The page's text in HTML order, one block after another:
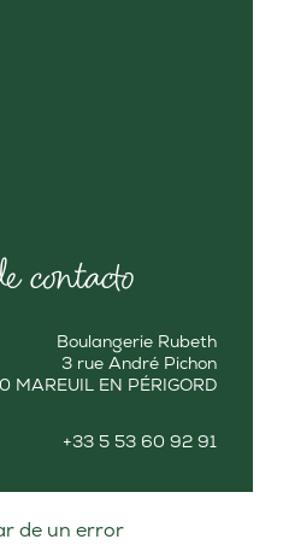
contacto
Boulangerie Rubeth
3 rue André Pichon
MAREUIL EN PÉRIGORD
+33 5 53 60 92 91
de un error